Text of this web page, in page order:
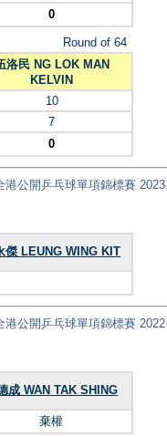
0
Round of 64
洛民 NG LOK MAN
KELVIN
10
7
0
港公開乒乓球單項錦標賽 2023
傑 LEUNG WING KIT
港公開乒乓球單項錦標賽 2022
成 WAN TAK SHING
棄權